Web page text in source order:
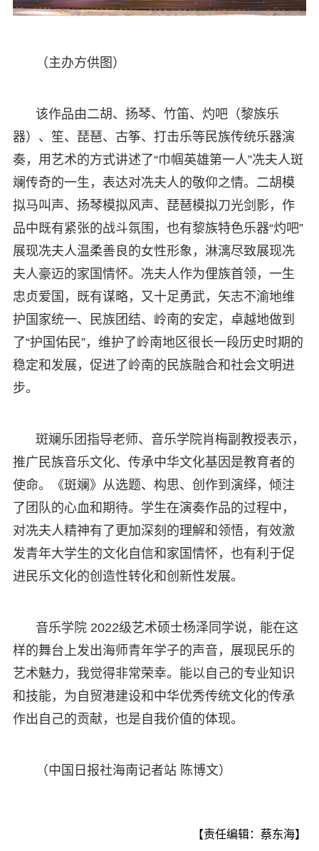
（主办方供图）
该作品由二胡、扬琴、竹笛、灼吧（黎族乐
器）、笙、琵琶、古筝、打击乐等民族传统乐器演
奏，用艺术的方式讲述了“巾帼英雄第一人”冼夫人斑
斓传奇的一生，表达对冼夫人的敬仰之情。二胡模
拟马叫声、扬琴模拟风声、琵琶模拟刀光剑影，作
品中既有紧张的战斗氛围，也有黎族特色乐器“灼吧”
展现冼夫人温柔善良的女性形象，淋漓尽致展现冼
夫人豪迈的家国情怀。冼夫人作为俚族首领，一生
忠贞爱国，既有谋略，又十足勇武，矢志不渝地维
护国家统一、民族团结、岭南的安定，卓越地做到
了“护国佑民”，维护了岭南地区很长一段历史时期的
稳定和发展，促进了岭南的民族融合和社会文明进
步。
斑斓乐团指导老师、音乐学院肖梅副教授表示，
推广民族音乐文化、传承中华文化基因是教育者的
使命。《斑斓》从选题、构思、创作到演绎，倾注
了团队的心血和期待。学生在演奏作品的过程中，
对冼夫人精神有了更加深刻的理解和领悟，有效激
发青年大学生的文化自信和家国情怀，也有利于促
进民乐文化的创造性转化和创新性发展。
音乐学院 2022级艺术硕士杨泽同学说，能在这
样的舞台上发出海师青年学子的声音，展现民乐的
艺术魅力，我觉得非常荣幸。能以自己的专业知识
和技能，为自贸港建设和中华优秀传统文化的传承
作出自己的贡献，也是自我价值的体现。
（中国日报社海南记者站 陈博文）
【责任编辑：蔡东海】